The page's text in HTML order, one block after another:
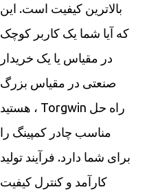
بالاترین کیفیت است. این
که آیا شما یک کاربر کوچک
در مقیاس یا یک خریدار
صنعتی در مقیاس بزرگ
هستید ، Torgwin راه حل
مناسب چادر کمپینگ را
برای شما دارد. فرآیند تولید
کارآمد و کنترل کیفیت